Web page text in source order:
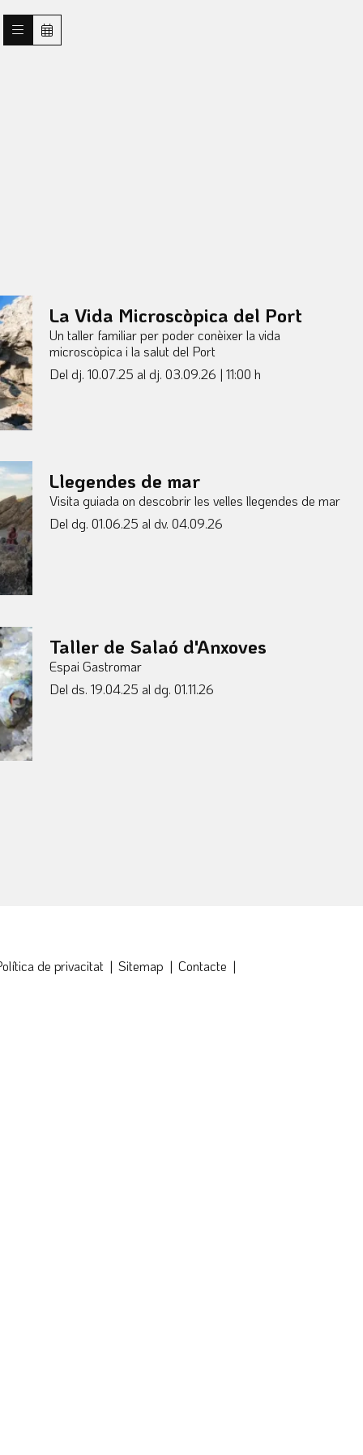
La Vida Microscòpica del Port
Un taller familiar per poder conèixer la vida
microscòpica i la salut del Port
Del dj. 10.07.25 al dj. 03.09.26 | 11:00 h
Llegendes de mar
Visita guiada on descobrir les velles llegendes de mar
Del dg. 01.06.25 al dv. 04.09.26
Taller de Salaó d'Anxoves
Espai Gastromar
Del ds. 19.04.25 al dg. 01.11.26
de privacitat | Sitemap | Contacte |